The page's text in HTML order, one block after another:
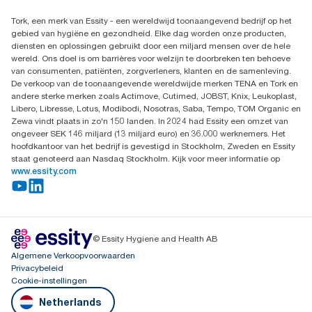
Dispenserklacht
Essity Netherlands B.V.
Arnhemse Bovenweg 120
3708 AH ZEIST
Nederland
Tork, een merk van Essity - een wereldwijd toonaangevend bedrijf op het
gebied van hygiëne en gezondheid. Elke dag worden onze producten,
diensten en oplossingen gebruikt door een miljard mensen over de hele
wereld. Ons doel is om barrières voor welzijn te doorbreken ten behoeve
van consumenten, patiënten, zorgverleners, klanten en de samenleving.
De verkoop van de toonaangevende wereldwijde merken TENA en Tork en
andere sterke merken zoals Actimove, Cutimed, JOBST, Knix, Leukoplast,
Libero, Libresse, Lotus, Modibodi, Nosotras, Saba, Tempo, TOM Organic en
Zewa vindt plaats in zo'n 150 landen. In 2024 had Essity een omzet van
ongeveer SEK 146 miljard (13 miljard euro) en 36.000 werknemers. Het
hoofdkantoor van het bedrijf is gevestigd in Stockholm, Zweden en Essity
staat genoteerd aan Nasdaq Stockholm. Kijk voor meer informatie op
www.essity.com
© Essity Hygiene and Health AB
Algemene Verkoopvoorwaarden
Privacybeleid
Cookie-instellingen
Netherlands